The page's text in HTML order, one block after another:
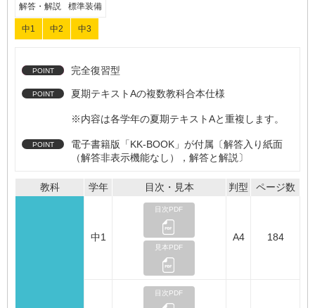
解答・解説 標準装備
中1 中2 中3
完全復習型
夏期テキストAの複数教科合本仕様
※内容は各学年の夏期テキストAと重複します。
電子書籍版「KK-BOOK」が付属〔解答入り紙面
（解答非表示機能なし），解答と解説〕
教科 学年 目次・見本 判型 ページ数
中1
目次PDF
見本PDF
A4 184
目次PDF